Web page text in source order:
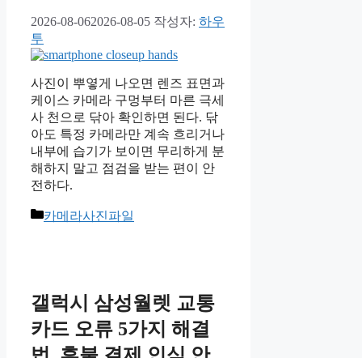
2026-08-062026-08-05 작성자: 하우
투
사진이 뿌옇게 나오면 렌즈 표면과
케이스 카메라 구멍부터 마른 극세
사 천으로 닦아 확인하면 된다. 닦
아도 특정 카메라만 계속 흐리거나
내부에 습기가 보이면 무리하게 분
해하지 말고 점검을 받는 편이 안
전하다.
카
카메라사진파일
갤럭시 삼성월렛 교통
카드 오류 5가지 해결